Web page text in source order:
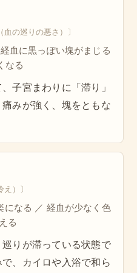
血の巡りの悪さ）〕
血に黒っぽい塊がまじる
なる
子宮まわりに「滞り」
みが強く、塊をともな
）〕
になる ／ 経血が少なく色
る
りが滞っている状態で
、カイロや入浴で和ら